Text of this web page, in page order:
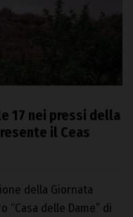
17 nei pressi della
il Ceas
della Giornata
delle Dame” di